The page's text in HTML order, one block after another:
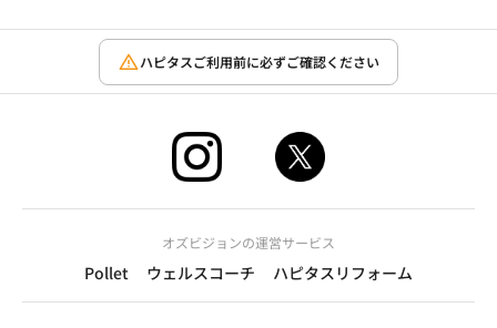
ハピタスご利用前に必ずご確認ください
オズビジョンの運営サービス
Pollet ウェルスコーチ ハピタスリフォーム